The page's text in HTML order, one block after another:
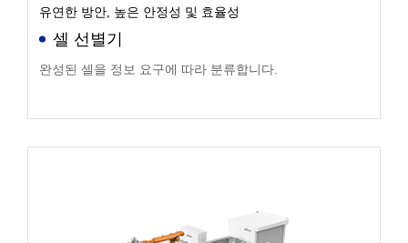
유연한 방안, 높은 안정성 및 효율성
셀 선별기
완성된 셀을 정보 요구에 따라 분류합니다.